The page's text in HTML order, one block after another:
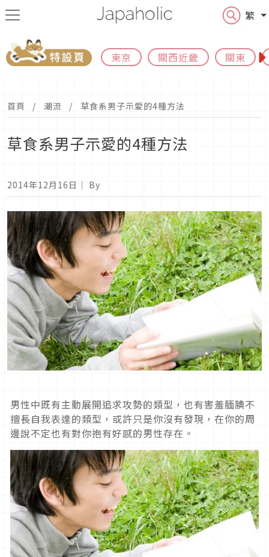
繁
東京 關西近畿 關東
首頁 潮流 草食系男子示愛的4種方法
草食系男子示愛的4種方法
2014年12月16日 ｜ By
男性中既有主動展開追求攻勢的類型，也有害羞腼腆不
擅長自我表達的類型，或許只是你沒有發現，在你的周
邊說不定也有對你抱有好感的男性存在。